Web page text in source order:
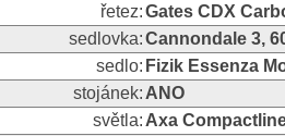
řetez:Gates CDX
sedlovka:Cannondale 3,
sedlo: Fizik Essenza
stojánek: ANO
světla: Axa